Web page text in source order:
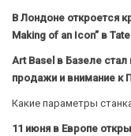
В Лондоне откроется
Making of an Icon” в
Art Basel в Базеле
продажи и внимание к
Какие параметры
11 июня в Европе